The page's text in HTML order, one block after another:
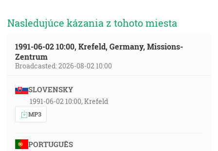
Nasledujúce kázania z tohoto miesta
1991-06-02 10:00, Krefeld, Germany, Missions-
Zentrum
Broadcasted: 2026-08-02 10:00
SLOVENSKY
1991-06-02 10:00, Krefeld
MP3
PORTUGUÊS